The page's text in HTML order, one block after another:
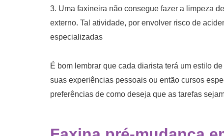
3. Uma faxineira não consegue fazer a limpeza
externo. Tal atividade, por envolver risco de
especializadas
É bom lembrar que cada diarista terá um estilo
suas experiências pessoais ou então cursos
preferências de como deseja que as tarefas